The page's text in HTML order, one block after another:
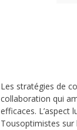
Les stratégies de
collaboration qui
efficaces. L’aspect
Tousoptimistes sur